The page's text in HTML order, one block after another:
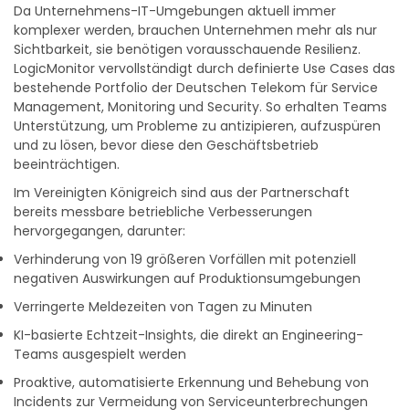
Da Unternehmens-IT-Umgebungen aktuell immer
komplexer werden, brauchen Unternehmen mehr als nur
Sichtbarkeit, sie benötigen vorausschauende Resilienz.
LogicMonitor vervollständigt durch definierte Use Cases das
bestehende Portfolio der Deutschen Telekom für Service
Management, Monitoring und Security. So erhalten Teams
Unterstützung, um Probleme zu antizipieren, aufzuspüren
und zu lösen, bevor diese den Geschäftsbetrieb
beeinträchtigen.
Im Vereinigten Königreich sind aus der Partnerschaft
bereits messbare betriebliche Verbesserungen
hervorgegangen, darunter:
Verhinderung von 19 größeren Vorfällen mit potenziell
negativen Auswirkungen auf Produktionsumgebungen
Verringerte Meldezeiten von Tagen zu Minuten
KI-basierte Echtzeit-Insights, die direkt an Engineering-
Teams ausgespielt werden
Proaktive, automatisierte Erkennung und Behebung von
Incidents zur Vermeidung von Serviceunterbrechungen